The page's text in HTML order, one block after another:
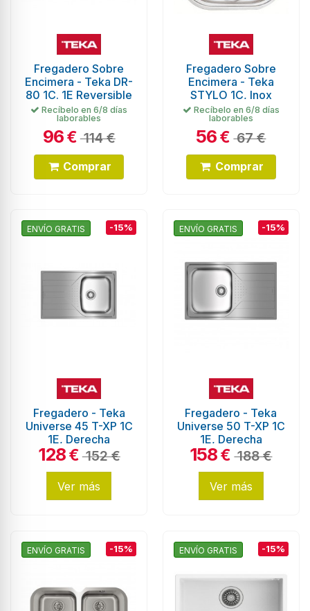
Fregadero Sobre
Encimera - Teka DR-
80 1C. 1E Reversible
Recíbelo en 6/8 días
laborables
96€ 114 €
Comprar
Fregadero Sobre
Encimera - Teka
STYLO 1C, Inox
Recíbelo en 6/8 días
laborables
56€ 67 €
Comprar
ENVÍO GRATIS -15%
Fregadero - Teka
Universe 45 T-XP 1C
1E, Derecha
128€ 152 €
Ver más
ENVÍO GRATIS -15%
Fregadero - Teka
Universe 50 T-XP 1C
1E, Derecha
158€ 188 €
Ver más
ENVÍO GRATIS -15% ENVÍO GRATIS -15%